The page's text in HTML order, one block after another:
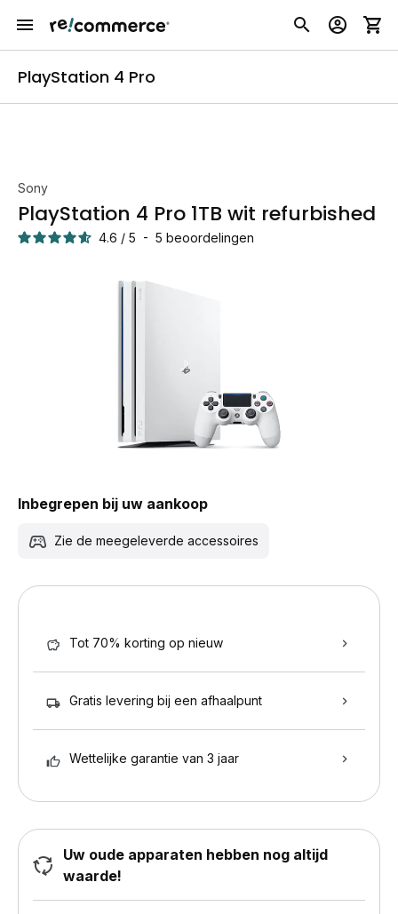
PlayStation 4 Pro
Sony
PlayStation 4 Pro 1TB wit refurbished
4.6 / 5 - 5 beoordelingen
Inbegrepen bij uw aankoop
Zie de meegeleverde accessoires
Tot 70% korting op nieuw
Gratis levering bij een afhaalpunt
Wettelijke garantie van 3 jaar
Uw oude apparaten hebben nog altijd
waarde!